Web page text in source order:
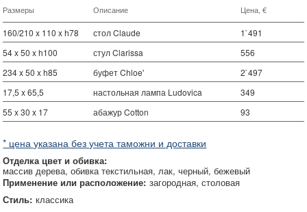
Размеры Описание Цена, €
160/210 x 110 x h78 стол Claude
1`491
54 x 50 x h100
стул Clarissa
556
234 x 50 x h85
буфет Chloe'
2`497
17,5 x 65,5
настольная лампа Ludovica
349
55 x 30 x 17
абажур Cotton 93
* цена указана без учета таможни и доставки
Отделка цвет и обивка:
массив дерева обивка текстильная лак черный бежевый
Применение или расположение: загородная столовая
Стиль: классика